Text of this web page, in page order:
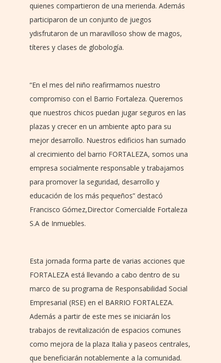
quienes compartieron de una merienda. Además
participaron de un conjunto de juegos
ydisfrutaron de un maravilloso show de magos,
títeres y clases de globología.
“En el mes del niño reafirmamos nuestro
compromiso con el Barrio Fortaleza. Queremos
que nuestros chicos puedan jugar seguros en las
plazas y crecer en un ambiente apto para su
mejor desarrollo. Nuestros edificios han sumado
al crecimiento del barrio FORTALEZA, somos una
empresa socialmente responsable y trabajamos
para promover la seguridad, desarrollo y
educación de los más pequeños” destacó
Francisco Gómez,Director Comercialde Fortaleza
S.A de Inmuebles.
Esta jornada forma parte de varias acciones que
FORTALEZA está llevando a cabo dentro de su
marco de su programa de Responsabilidad Social
Empresarial (RSE) en el BARRIO FORTALEZA.
Además a partir de este mes se iniciarán los
trabajos de revitalización de espacios comunes
como mejora de la plaza Italia y paseos centrales,
que beneficiarán notablemente a la comunidad.